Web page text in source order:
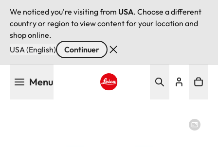
We noticed you're visiting from USA. Choose a different
country or region to view content for your location and
shop online.
USA (English)
Continuer
Menu